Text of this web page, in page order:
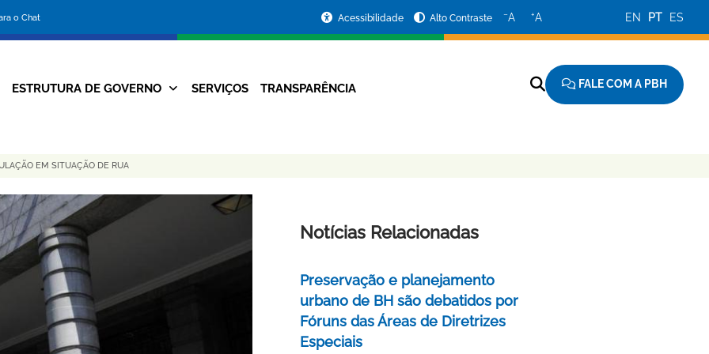
o Chat
da
Prefeitura
Acessibilidade Alto Contraste −A +A EN PT ES
Navegação
ESTRUTURA DE GOVERNO SERVIÇOS TRANSPARÊNCIA FALE COM A PBH
EM SITUAÇÃO DE RUA
Notícias Relacionadas
Preservação e planejamento
urbano de BH são debatidos por
Fóruns das Áreas de Diretrizes
Especiais